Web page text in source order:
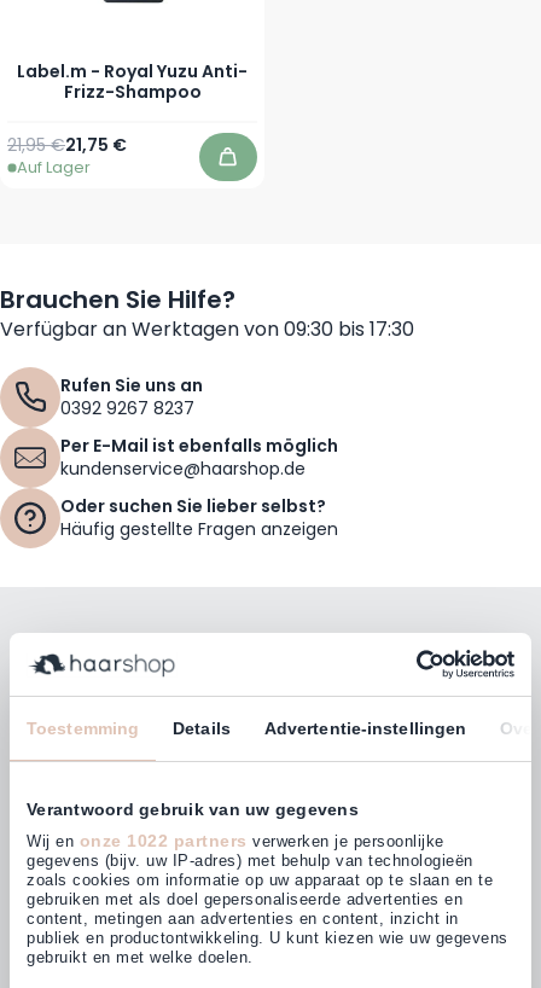
Toestemming Details Advertentie-instellingen Over
Verantwoord gebruik van uw gegevens
Wij en onze 1022 partners verwerken je persoonlijke
gegevens (bijv. uw IP-adres) met behulp van technologieën
zoals cookies om informatie op uw apparaat op te slaan en te
gebruiken met als doel gepersonaliseerde advertenties en
content, metingen aan advertenties en content, inzicht in
publiek en productontwikkeling. U kunt kiezen wie uw gegevens
gebruikt en met welke doelen.
Label.m - Royal Yuzu Anti-
Frizz-Shampoo
Ab
21,75 €
Regulärer Preis
21,95 €
Auf Lager In den Warenkorb
Brauchen Sie Hilfe?
Verfügbar an Werktagen von 09:30 bis 17:30
Rufen Sie uns an
0392 9267 8237
Per E-Mail ist ebenfalls möglich
kundenservice@haarshop.de
Oder suchen Sie lieber selbst?
Häufig gestellte Fragen anzeigen
Bleiben Sie mit unserem Newsletter auf dem
Laufenden!
E-Mailadresse
Abonnieren
Kunden bewerten uns mit
4,64 (882)